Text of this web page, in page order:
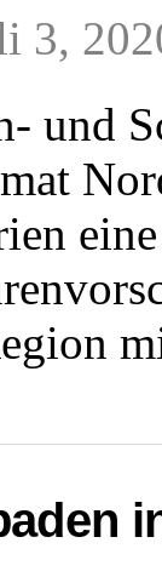
3,
und